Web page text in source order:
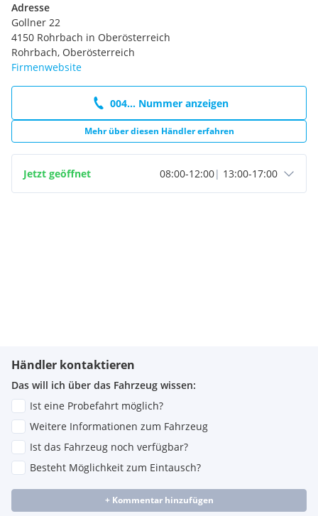
Adresse
Gollner 22
4150 Rohrbach in Oberösterreich
Rohrbach, Oberösterreich
Firmenwebsite
004... Nummer anzeigen
Mehr über diesen Händler erfahren
Jetzt geöffnet 08:00-12:00| 13:00-17:00
Händler kontaktieren
Das will ich über das Fahrzeug wissen:
Ist eine Probefahrt möglich?
Weitere Informationen zum Fahrzeug
Ist das Fahrzeug noch verfügbar?
Besteht Möglichkeit zum Eintausch?
+ Kommentar hinzufügen